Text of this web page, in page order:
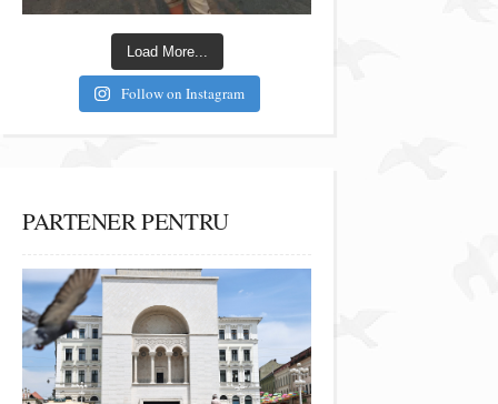
Load More...
Follow on Instagram
PARTENER PENTRU